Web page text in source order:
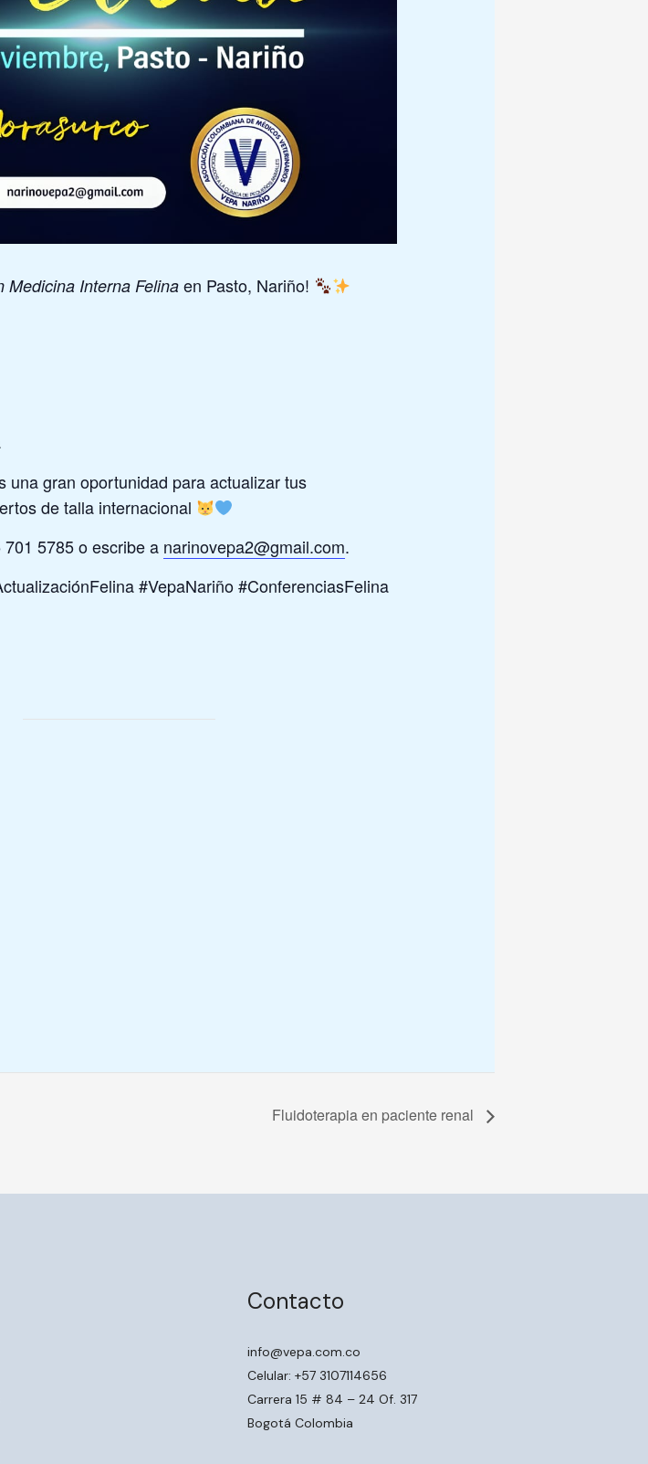
Medicina Interna Felinaen Pasto, Nariño!
una gran oportunidad para actualizar tus
de talla internacional
5785 o escribe a narinovepa2@gmail.com.
#VepaNariño #ConferenciasFelina
Fluidoterapia en paciente renal
Contacto
info@vepa.com.co
Celular: +57 3107114656
Carrera 15 # 84 – 24 Of. 317
Bogotá Colombia